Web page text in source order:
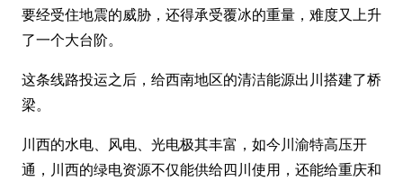
要经受住地震的威胁，还得承受覆冰的重量，难度又上升
了一个大台阶。
这条线路投运之后，给西南地区的清洁能源出川搭建了桥
梁。
川西的水电、风电、光电极其丰富，如今川渝特高压开
通，川西的绿电资源不仅能供给四川使用，还能给重庆和